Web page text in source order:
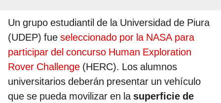
Un grupo estudiantil de la Universidad de Piura
(UDEP) fue seleccionado por la NASA para
participar del concurso Human Exploration
Rover Challenge (HERC). Los alumnos
universitarios deberán presentar un vehículo
que se pueda movilizar en la superficie de